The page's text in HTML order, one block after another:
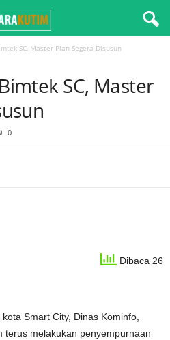
SC, Master Plan Segera Disusun
SC, Master
0
Dibaca 26
Smart City, Dinas Kominfo,
terus melakukan penyempurnaan